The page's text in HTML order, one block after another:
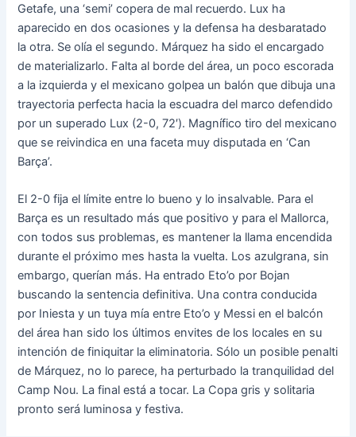
Getafe, una ‘semi’ copera de mal recuerdo. Lux ha
aparecido en dos ocasiones y la defensa ha desbaratado
la otra. Se olía el segundo. Márquez ha sido el encargado
de materializarlo. Falta al borde del área, un poco escorada
a la izquierda y el mexicano golpea un balón que dibuja una
trayectoria perfecta hacia la escuadra del marco defendido
por un superado Lux (2-0, 72′). Magnífico tiro del mexicano
que se reivindica en una faceta muy disputada en ‘Can
Barça’.
El 2-0 fija el límite entre lo bueno y lo insalvable. Para el
Barça es un resultado más que positivo y para el Mallorca,
con todos sus problemas, es mantener la llama encendida
durante el próximo mes hasta la vuelta. Los azulgrana, sin
embargo, querían más. Ha entrado Eto’o por Bojan
buscando la sentencia definitiva. Una contra conducida
por Iniesta y un tuya mía entre Eto’o y Messi en el balcón
del área han sido los últimos envites de los locales en su
intención de finiquitar la eliminatoria. Sólo un posible penalti
de Márquez, no lo parece, ha perturbado la tranquilidad del
Camp Nou. La final está a tocar. La Copa gris y solitaria
pronto será luminosa y festiva.